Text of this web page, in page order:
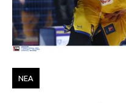
ΝΕΑ